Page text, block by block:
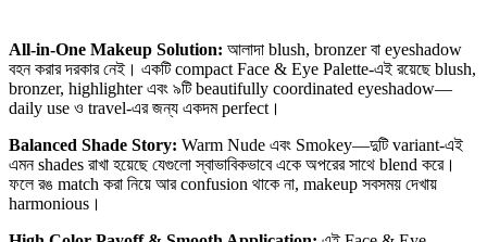
All-in-One Makeup Solution: আলাদা blush, bronzer বা eyeshadow
বহন করার দরকার নেই। একটি compact Face & Eye Palette-এই রয়েছে blush,
bronzer, highlighter এবং ৯টি beautifully coordinated eyeshadow—
daily use ও travel-এর জন্য একদম perfect।
Balanced Shade Story: Warm Nude এবং Smokey—দুটি variant-এই
এমন shades রাখা হয়েছে যেগুলো স্বাভাবিকভাবে একে অপরের সাথে blend করে।
ফলে রঙ match করা নিয়ে আর confusion থাকে না, makeup সবসময় দেখায়
harmonious।